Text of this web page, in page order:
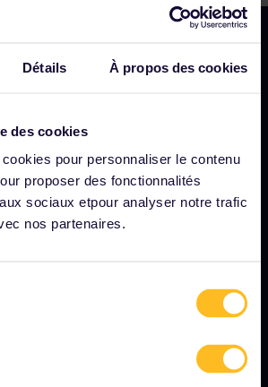
Détails À propos des cookies
des cookies
pour personnaliser le contenu
proposer des fonctionnalités
sociaux etpour analyser notre trafic
nos partenaires.